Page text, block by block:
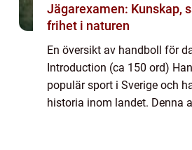
Jägarexamen: Kunskap,
frihet i naturen
En översikt av handboll för
Introduction (ca 150 ord)
populär sport i Sverige och
historia inom landet. Denna